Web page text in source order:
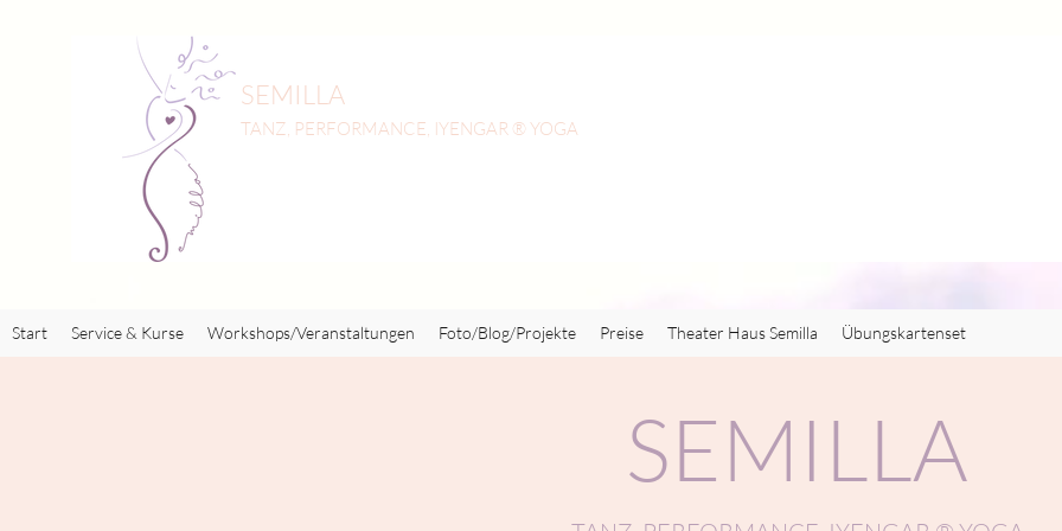
SEMILLA
TANZ, PERFORMANCE, IYENGAR ® YOGA
Start Service & Kurse Workshops/Veranstaltungen Foto/Blog/Projekte Preise Theater Haus Semilla Übungskartenset
SEMILLA